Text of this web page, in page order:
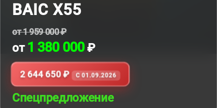
BAIC X55
от 1 959 000 ₽
от 1 380 000₽
2 644 650 ₽ C 01.09.2026
Спецпредложение